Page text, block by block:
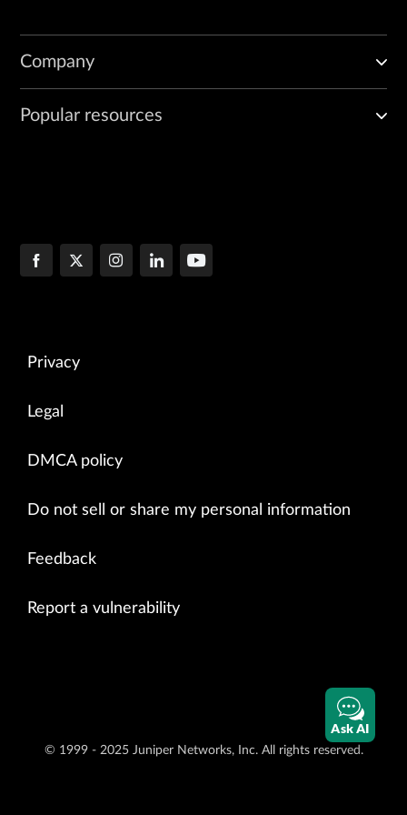
Filter memory        IFL memory        Expansion
PFE #       used  |   %         used  |   %
0      29856      0         5216      0             0
Company
Popular resources
Privacy
Legal
DMCA policy
Do not sell or share my personal information
Feedback
Report a vulnerability
© 1999 - 2025 Juniper Networks, Inc. All rights reserved.
Ask AI